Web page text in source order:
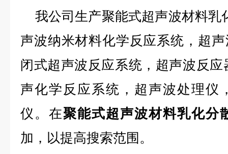
我公司生产聚能式超声波材料乳
声波纳米材料化学反应系统，超
闭式超声波反应系统，超声波反
声化学反应系统，超声波处理仪
仪。在聚能式超声波材料乳化分
加，以提高搜索范围。